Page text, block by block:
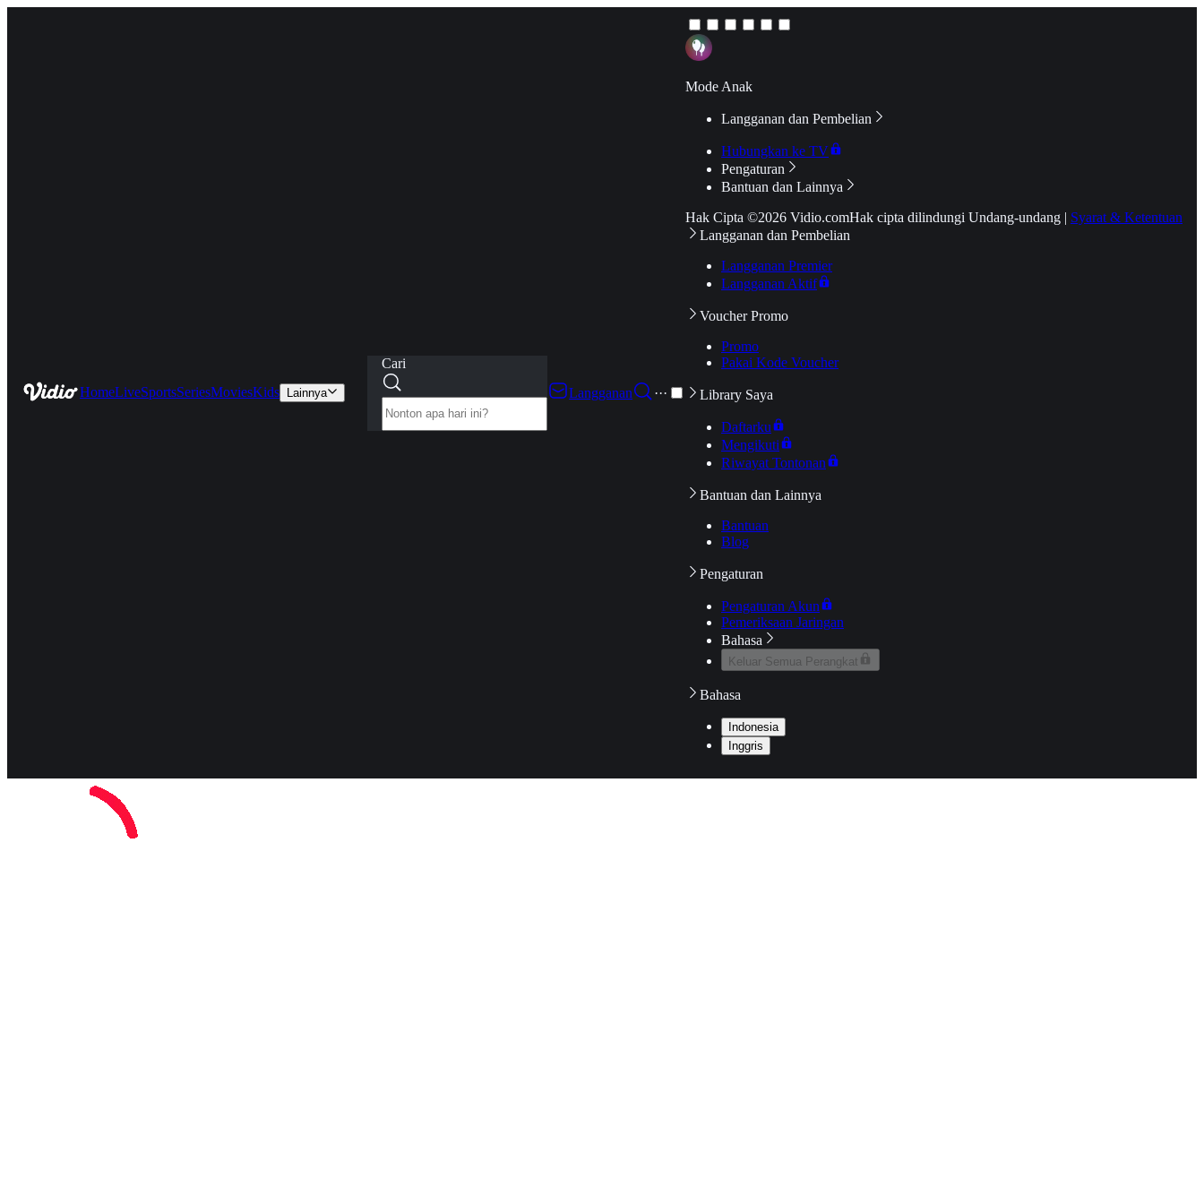
HomeLiveSportsSeriesMoviesKids Lainnya
Cari
Langganan
···
Mode Anak
Langganan dan Pembelian
Hubungkan ke TV
Pengaturan
Bantuan dan Lainnya
Hak Cipta ©2026 Vidio.comHak cipta dilindungi Undang-undang | Syarat & Ketentuan
Langganan dan Pembelian
Langganan Premier
Langganan Aktif
Voucher Promo
Promo
Pakai Kode Voucher
Library Saya
Daftarku
Mengikuti
Riwayat Tontonan
Bantuan dan Lainnya
Bantuan
Blog
Pengaturan
Pengaturan Akun
Pemeriksaan Jaringan
Bahasa
Keluar Semua Perangkat
Bahasa
Indonesia
Inggris